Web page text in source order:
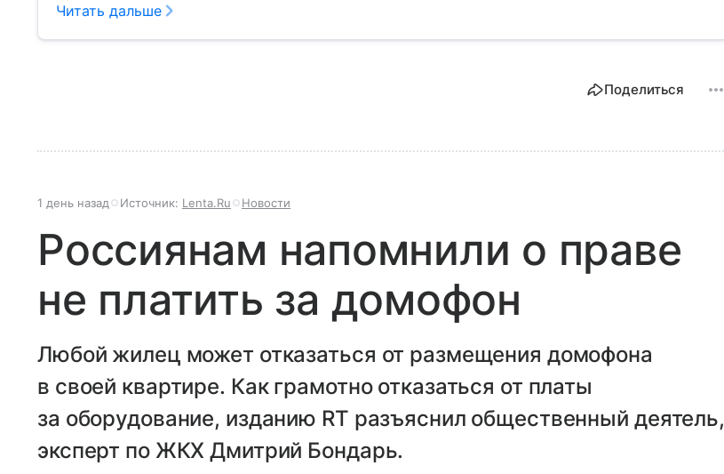
Читать дальше
Поделиться
1 день назад Источник: Lenta.Ru Новости
Россиянам напомнили о праве
не платить за домофон
Любой жилец может отказаться от размещения домофона
в своей квартире. Как грамотно отказаться от платы
за оборудование, изданию RT разъяснил общественный деятель,
эксперт по ЖКХ Дмитрий Бондарь.